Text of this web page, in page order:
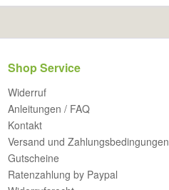
Shop Service
Widerruf
Anleitungen / FAQ
Kontakt
Versand und Zahlungsbedingungen
Gutscheine
Ratenzahlung by Paypal